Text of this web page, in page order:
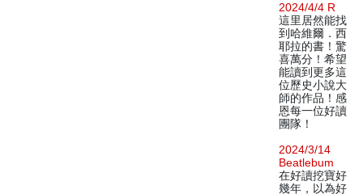
2024/4/4 R
這里居然能找
到哈維爾．西
耶拉的書！驚
喜萬分！希望
能讀到更多這
位歷史小說大
師的作品！感
恩每一位好讀
團隊！
2024/3/14
Beatlebum
在好讀挖寶好
幾年，以為好